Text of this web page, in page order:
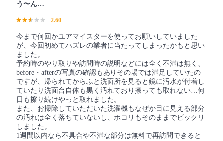
う〜ん…
2.60
今まで何回かユアマイスターを使ってお願いしていました
が、今回初めてハズレの業者に当たってしまったかもと思い
ました。
予約時のやり取りや訪問時の説明などには全く不満は無く、
before・afterの写真の確認もありその場では満足していたの
ですが、帰られてからふと洗面所を見ると鏡に汚水が付着し
ていたり洗面台自体も黒く汚れており擦っても取れない…何
日も擦り続けやっと取れました。
また、お掃除していただいた洗濯機もなぜか目に見える部分
の汚れは全く落ちていないし、ホコリもそのままでビックリ
しました。
1週間以内なら不具合や不満な部分は無料で再訪問できると